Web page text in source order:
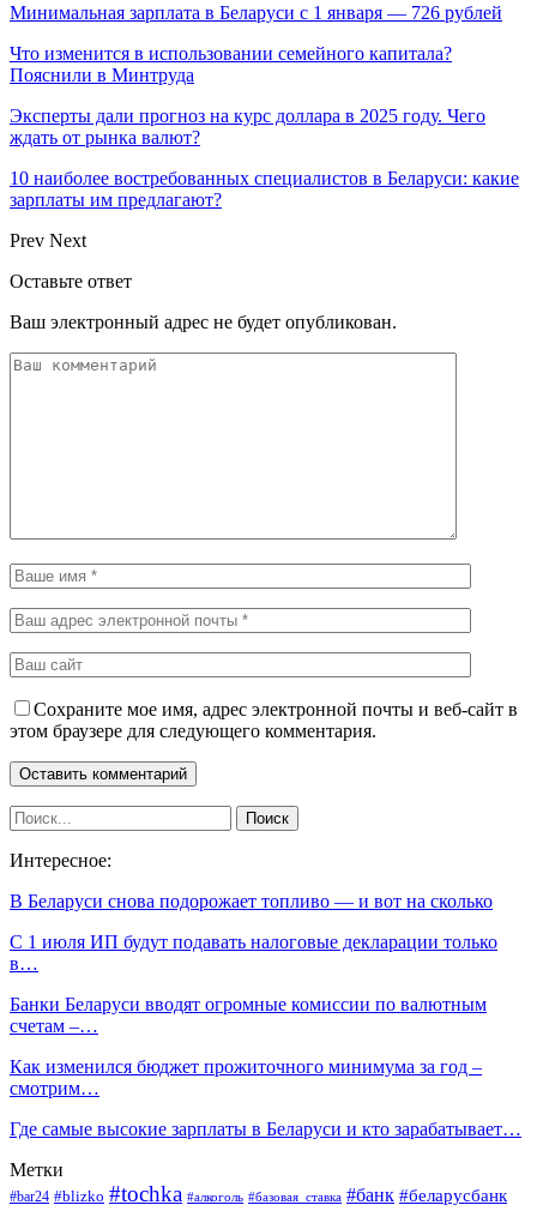
Минимальная зарплата в Беларуси с 1 января — 726 рублей
Что изменится в использовании семейного капитала?
Пояснили в Минтруда
Эксперты дали прогноз на курс доллара в 2025 году. Чего
ждать от рынка валют?
10 наиболее востребованных специалистов в Беларуси: какие
зарплаты им предлагают?
Prev Next
Оставьте ответ
Ваш электронный адрес не будет опубликован.
Сохраните мое имя, адрес электронной почты и веб-сайт в
этом браузере для следующего комментария.
Интересное:
В Беларуси снова подорожает топливо — и вот на сколько
С 1 июля ИП будут подавать налоговые декларации только
в…
Банки Беларуси вводят огромные комиссии по валютным
счетам –…
Как изменился бюджет прожиточного минимума за год –
смотрим…
Где самые высокие зарплаты в Беларуси и кто зарабатывает…
Метки
#bar24 #blizko #tochka #алкоголь #базовая_ставка #банк #беларусбанк